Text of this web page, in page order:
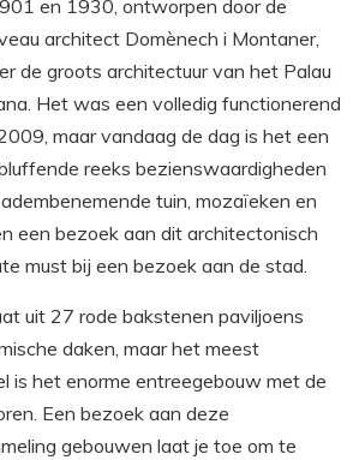
en 1930, ontworpen door de
architect Domènech i Montaner,
de groots architectuur van het Palau
Het was een volledig functionerend
maar vandaag de dag is het een
reeks bezienswaardigheden
tuin, mozaïeken en
een bezoek aan dit architectonisch
must bij een bezoek aan de stad.
uit 27 rode bakstenen paviljoens
daken, maar het meest
is het enorme entreegebouw met de
Een bezoek aan deze
gebouwen laat je toe om te